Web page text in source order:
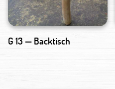
G 13 — Backtisch